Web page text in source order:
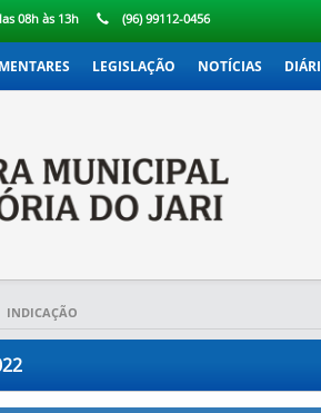
08h às 13h (96) 99112-0456
LEGISLAÇÃO NOTÍCIAS
INDICAÇÃO